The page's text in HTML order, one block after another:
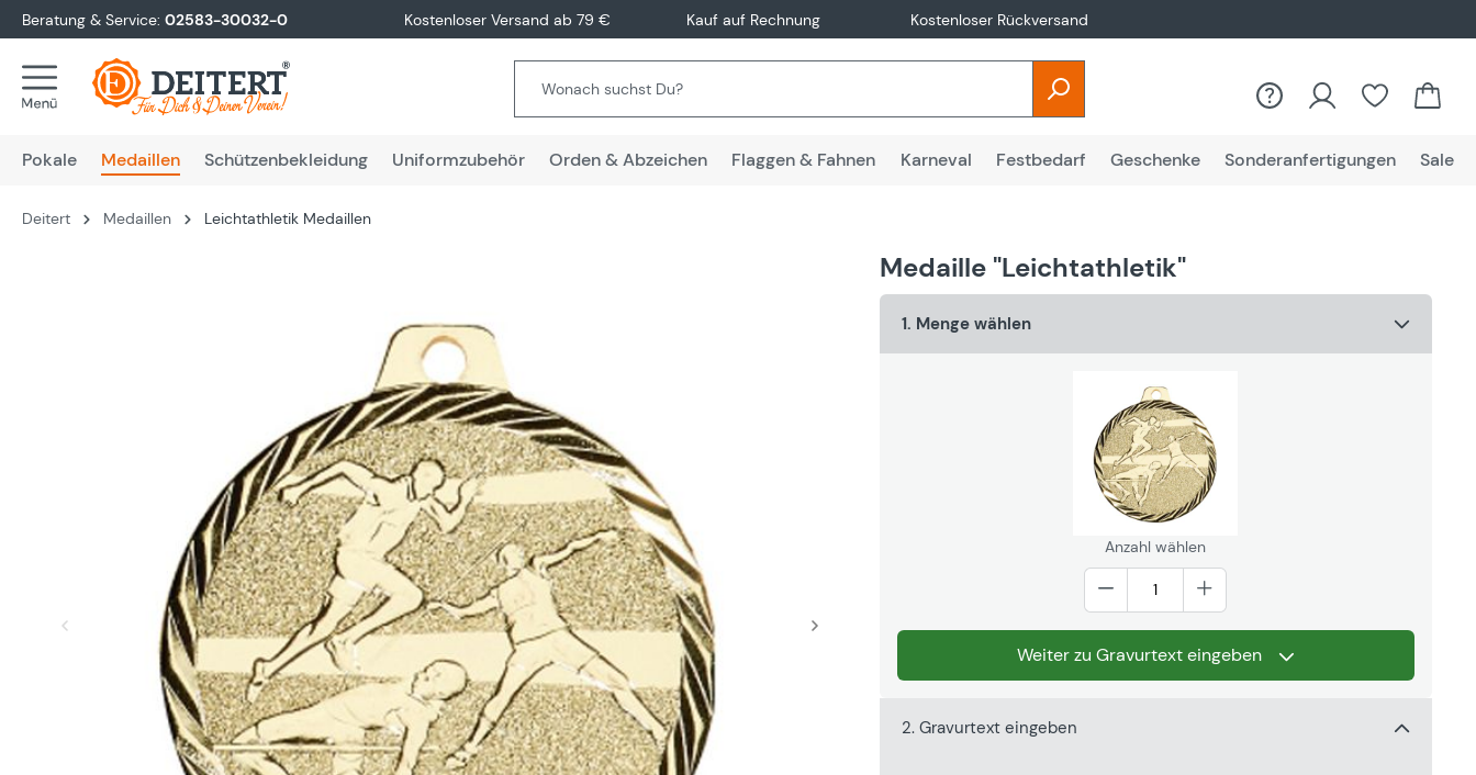
Zur Hauptnavigation springen
Beratung & Service: 02583-30032-0 Kostenloser Versand ab 79 € Kauf auf Rechnung Kostenloser Rückversand
Du hast 0
Pokale Medaillen Schützenbekleidung Uniformzubehör Orden & Abzeichen Flaggen & Fahnen Karneval Festbedarf Geschenke Sonderanfertigungen Sale
Deitert Medaillen Leichtathletik Medaillen
Medaille "Leichtathletik"
1. Menge wählen
Anzahl wählen
Weiter zu Gravurtext eingeben
2. Gravurtext eingeben